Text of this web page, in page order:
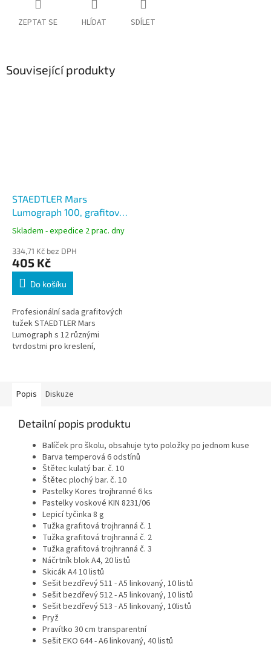
ZEPTAT SE HLÍDAT SDÍLET
Související produkty
STAEDTLER Mars
Lumograph 100, grafitové
tužky 12 tvrdostí v kovové
Skladem - expedice 2 prac. dny
334,71 Kč bez DPH
405 Kč
Do košíku
Profesionální sada grafitových
tužek STAEDTLER Mars
Lumograph s 12 různými
tvrdostmi pro kreslení,
Popis
Diskuze
Detailní popis produktu
Balíček pro školu, obsahuje tyto položky po jednom kuse
Barva temperová 6 odstínů
Štětec kulatý bar. č. 10
Štětec plochý bar. č. 10
Pastelky Kores trojhranné 6 ks
Pastelky voskové KIN 8231/06
Lepicí tyčinka 8 g
Tužka grafitová trojhranná č. 1
Tužka grafitová trojhranná č. 2
Tužka grafitová trojhranná č. 3
Náčrtník blok A4, 20 listů
Skicák A4 10 listů
Sešit bezdřevý 511 - A5 linkovaný, 10 listů
Sešit bezdřevý 512 - A5 linkovaný, 10 listů
Sešit bezdřevý 513 - A5 linkovaný, 10listů
Pryž
Pravítko 30 cm transparentní
Sešit EKO 644 - A6 linkovaný, 40 listů